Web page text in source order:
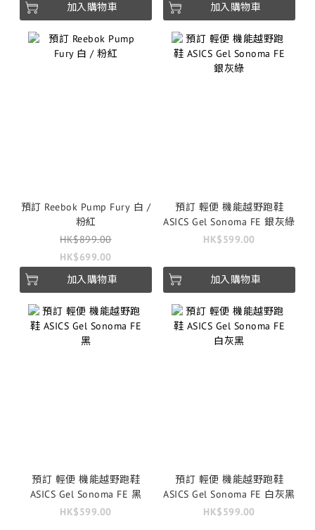
加入購物車 加入購物車
預訂 Reebok Pump Fury 白 /
粉紅
HK$899.00
HK$699.00
加入購物車
預訂 輕便 機能越野跑鞋
ASICS Gel Sonoma FE 銀灰綠
HK$599.00
加入購物車
預訂 輕便 機能越野跑鞋
ASICS Gel Sonoma FE 黑
HK$599.00
預訂 輕便 機能越野跑鞋
ASICS Gel Sonoma FE 白灰黑
HK$599.00